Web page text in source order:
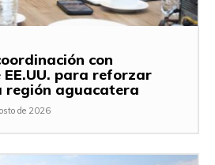
con
para reforzar
región aguacatera
de 2026